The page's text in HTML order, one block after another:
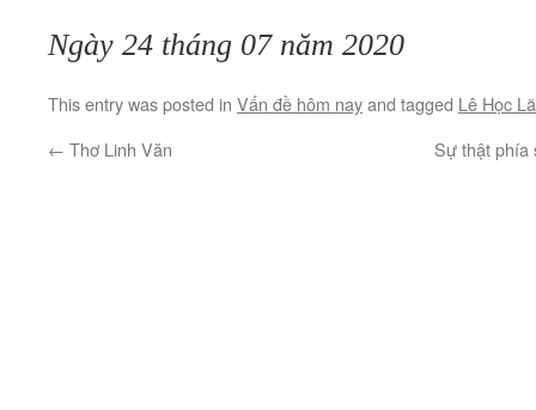
Ngày 24 tháng 07 năm 2020
This entry was posted in Vấn đề hôm nayand tagged Lê Học
← Thơ Linh Văn Sự thật phía